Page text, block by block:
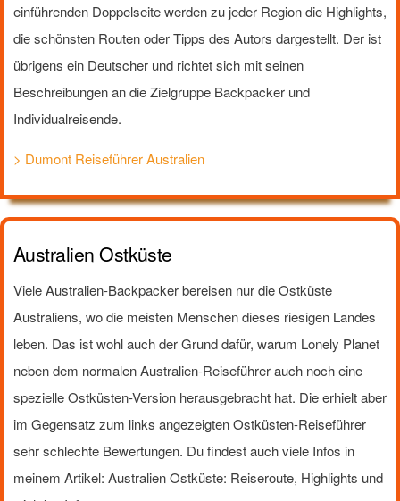
einführenden Doppelseite werden zu jeder Region die Highlights,
die schönsten Routen oder Tipps des Autors dargestellt. Der ist
übrigens ein Deutscher und richtet sich mit seinen
Beschreibungen an die Zielgruppe Backpacker und
Individualreisende.
> Dumont Reiseführer Australien
Australien Ostküste
Viele Australien-Backpacker bereisen nur die Ostküste
Australiens, wo die meisten Menschen dieses riesigen Landes
leben. Das ist wohl auch der Grund dafür, warum Lonely Planet
neben dem normalen Australien-Reiseführer auch noch eine
spezielle Ostküsten-Version herausgebracht hat. Die erhielt aber
im Gegensatz zum links angezeigten Ostküsten-Reiseführer
sehr schlechte Bewertungen. Du findest auch viele Infos in
meinem Artikel: Australien Ostküste: Reiseroute, Highlights und